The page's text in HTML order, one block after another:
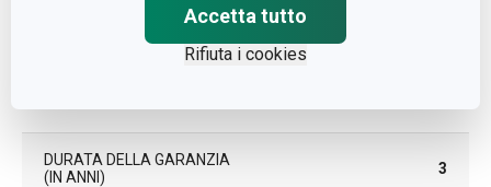
Accetta tutto
Rifiuta i cookies
LAVASTOVIGLIE
DURATA DELLA GARANZIA
(IN ANNI)
3